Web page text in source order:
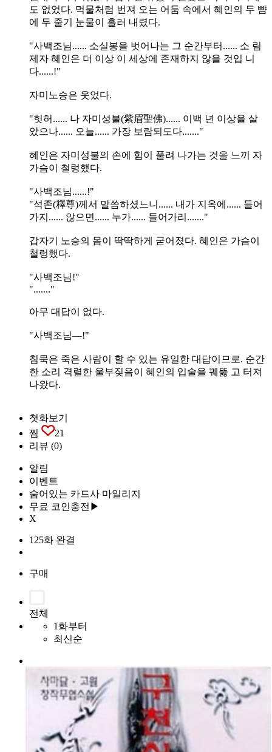
도 없었다. 먹물처럼 번져 오는 어둠 속에서 혜인의 두 뺨
에 두 줄기 눈물이 흘러 내렸다.
"사백조님...... 소실봉을 벗어나는 그 순간부터...... 소 림
제자 혜인은 더 이상 이 세상에 존재하지 않을 것입 니
다......!"
자미노승은 웃었다.
"헛허...... 나 자미성불(紫眉聖佛)...... 이백 년 이상을 살
았으나...... 오늘...... 가장 보람되도다......."
혜인은 자미성불의 손에 힘이 풀려 나가는 것을 느끼 자
가슴이 철렁했다.
"사백조님......!"
"석존(釋尊)께서 말씀하셨느니...... 내가 지옥에...... 들어
가지...... 않으면...... 누가...... 들어가리......."
갑자기 노승의 몸이 딱딱하게 굳어졌다. 혜인은 가슴이
철렁했다.
"사백조님!"
"......."
아무 대답이 없다.
"사백조님―!"
침묵은 죽은 사람이 할 수 있는 유일한 대답이므로. 순간
한 소리 격렬한 울부짖음이 혜인의 입술을 꿰뚫 고 터져
나왔다.
첫화보기
찜
21
리뷰 (0)
알림
이벤트
숨어있는 카드사 마일리지
무료 코인충전▶
X
125화 완결
구매
전체
1화부터
최신순